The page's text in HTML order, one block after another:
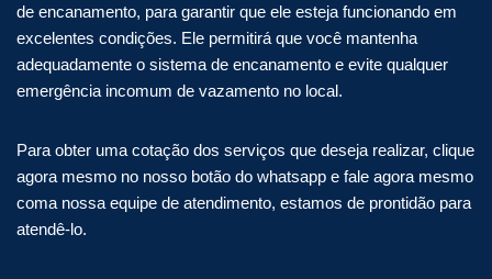
de encanamento, para garantir que ele esteja funcionando em
excelentes condições. Ele permitirá que você mantenha
adequadamente o sistema de encanamento e evite qualquer
emergência incomum de vazamento no local.
Para obter uma cotação dos serviços que deseja realizar, clique
agora mesmo no nosso botão do whatsapp e fale agora mesmo
coma nossa equipe de atendimento, estamos de prontidão para
atendê-lo.